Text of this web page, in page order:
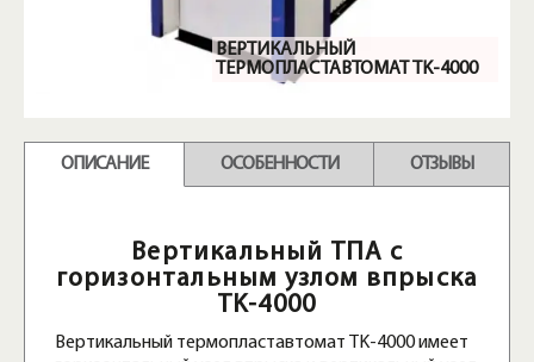
ВЕРТИКАЛЬНЫЙ
ТЕРМОПЛАСТАВТОМАТ TK-4000
ОПИСАНИЕ ОСОБЕННОСТИ ОТЗЫВЫ
Вертикальный ТПА с
горизонтальным узлом впрыска
TK-4000
Вертикальный термопластавтомат TK-4000 имеет